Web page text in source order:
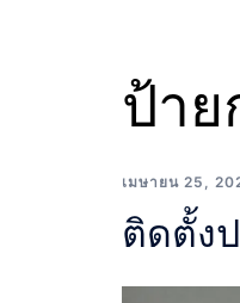
ป้าย
เมษายน 25,
ติดตั้ง